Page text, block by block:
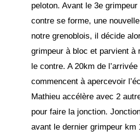
peloton. Avant le 3e grimpeur
contre se forme, une
notre grenoblois, il décide
grimpeur à bloc et parvient à
le contre. A 20km de l’arrivée
commencent à apercevoir
Mathieu accélère avec 2
pour faire la jonction.
avant le dernier grimpeur km